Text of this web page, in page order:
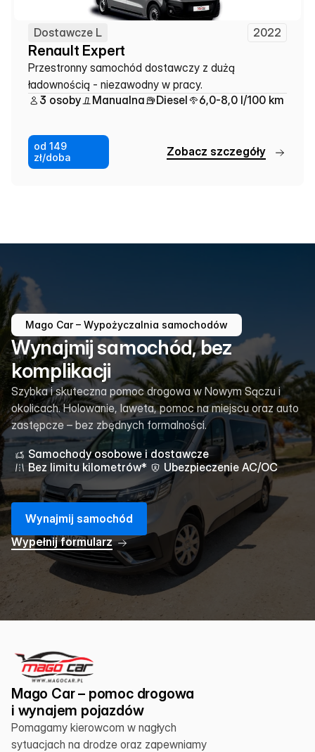
Dostawcze L 2022
Renault Expert
Przestronny samochód dostawczy z dużą
ładownością - niezawodny w pracy.
3 osoby
Manualna Diesel 6,0-8,0 l/100 km
od 149
zł/doba
Zobacz szczegóły
Mago Car – Wypożyczalnia samochodów
Wynajmij samochód, bez
komplikacji
Szybka i skuteczna pomoc drogowa w Nowym Sączu i
okolicach. Holowanie, laweta, pomoc na miejscu oraz auto
zastępcze – bez zbędnych formalności.
Samochody osobowe i dostawcze
Bez limitu kilometrów*
Ubezpieczenie AC/OC
Wynajmij samochód
Wypełnij formularz
Mago Car – pomoc drogowa
i wynajem pojazdów
Pomagamy kierowcom w nagłych
sytuacjach na drodze oraz zapewniamy